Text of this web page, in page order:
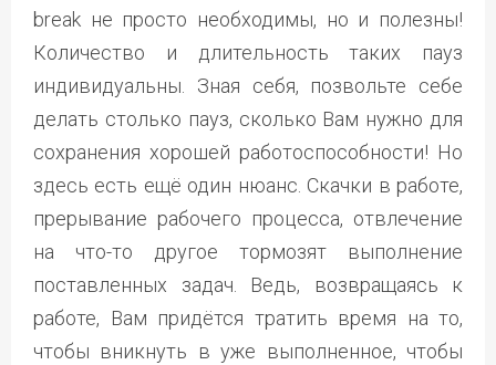
break не просто необходимы, но и полезны!
Количество и длительность таких пауз
индивидуальны. Зная себя, позвольте себе
делать столько пауз, сколько Вам нужно для
сохранения хорошей работоспособности! Но
здесь есть ещё один нюанс. Скачки в работе,
прерывание рабочего процесса, отвлечение
на что-то другое тормозят выполнение
поставленных задач. Ведь, возвращаясь к
работе, Вам придётся тратить время на то,
чтобы вникнуть в уже выполненное, чтобы